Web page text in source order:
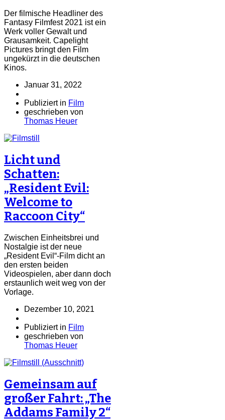
Der filmische Headliner des
Fantasy Filmfest 2021 ist ein
Werk voller Gewalt und
Grausamkeit. Capelight
Pictures bringt den Film
ungekürzt in die deutschen
Kinos.
Januar 31, 2022
Publiziert in Film
geschrieben von
Thomas Heuer
Licht und
Schatten:
„Resident Evil:
Welcome to
Raccoon City“
Zwischen Einheitsbrei und
Nostalgie ist der neue
„Resident Evil“-Film dicht an
den ersten beiden
Videospielen, aber dann doch
erstaunlich weit weg von der
Vorlage.
Dezember 10, 2021
Publiziert in Film
geschrieben von
Thomas Heuer
Gemeinsam auf
großer Fahrt: „The
Addams Family 2“